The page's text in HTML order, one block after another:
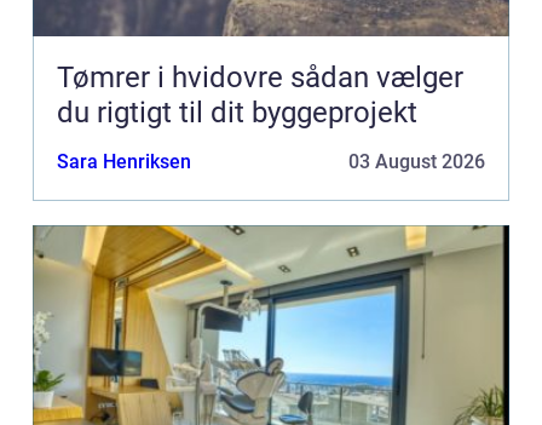
Tømrer i hvidovre sådan vælger
du rigtigt til dit byggeprojekt
Sara Henriksen 03 August 2026